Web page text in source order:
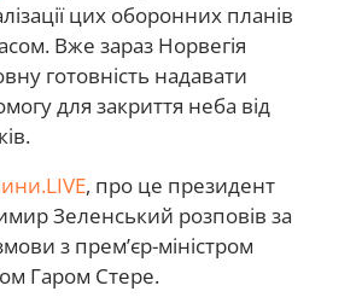
цих оборонних планів
Вже зараз Норвегія
готовність надавати
для закриття неба від
, про це президент
Зеленський розповів за
з премʼєр-міністром
Гаром Стере.